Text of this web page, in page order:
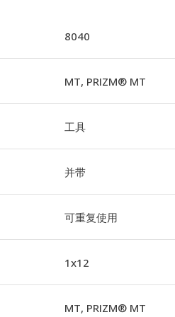
8040
MT, PRIZM® MT
工具
并带
可重复使用
1x12
MT, PRIZM® MT